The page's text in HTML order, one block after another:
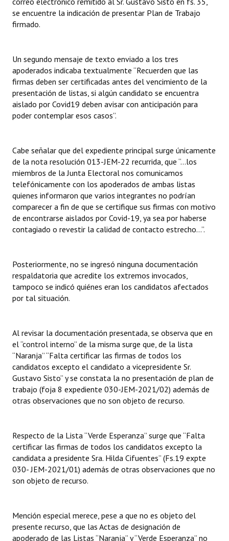
se encuentre la indicación de presentar Plan de Trabajo
firmado.
Un segundo mensaje de texto enviado a los tres
apoderados indicaba textualmente “Recuerden que las
firmas deben ser certificadas antes del vencimiento de la
presentación de listas, si algún candidato se encuentra
aislado por Covid19 deben avisar con anticipación para
poder contemplar esos casos”.
Cabe señalar que del expediente principal surge únicamente
de la nota resolución 013-JEM-22 recurrida, que “…los
miembros de la Junta Electoral nos comunicamos
telefónicamente con los apoderados de ambas listas
quienes informaron que varios integrantes no podrían
comparecer a fin de que se certifique sus firmas con motivo
de encontrarse aislados por Covid-19, ya sea por haberse
contagiado o revestir la calidad de contacto estrecho…”.
Posteriormente, no se ingresó ninguna documentación
respaldatoria que acredite los extremos invocados,
tampoco se indicó quiénes eran los candidatos afectados
por tal situación.
Al revisar la documentación presentada, se observa que en
el “control interno” de la misma surge que, de la lista
“Naranja” “Falta certificar las firmas de todos los
candidatos excepto el candidato a vicepresidente Sr.
Gustavo Sisto” y se constata la no presentación de plan de
trabajo (foja 8 expediente 030-JEM-2021/02) además de
otras observaciones que no son objeto de recurso.
Respecto de la Lista “Verde Esperanza” surge que “Falta
certificar las firmas de todos los candidatos excepto la
candidata a presidente Sra. Hilda Cifuentes” (Fs.19 expte
030- JEM-2021/01) además de otras observaciones que no
son objeto de recurso.
Mención especial merece, pese a que no es objeto del
presente recurso, que las Actas de designación de
apoderado de las Listas “Naranja” y “Verde Esperanza” no